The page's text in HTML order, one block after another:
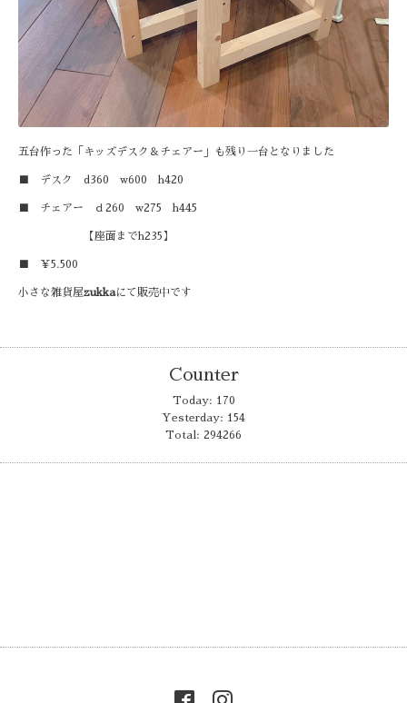
五台作った「キッズデスク＆チェアー」も残り一台となりました
■ デスク d360 w600 h420
■ チェアー ｄ260 w275 h445
【座面までh235】
■ ￥5.500
小さな雑貨屋zukkaにて販売中です
Counter
Today: 170
Yesterday: 154
Total: 294266